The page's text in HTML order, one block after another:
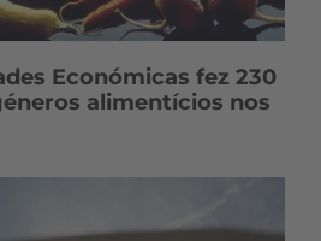
Económicas fez 230
alimentícios nos